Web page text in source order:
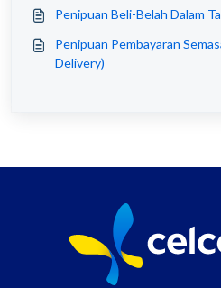
Penipuan Beli-Belah Dalam
Penipuan Pembayaran
Delivery)